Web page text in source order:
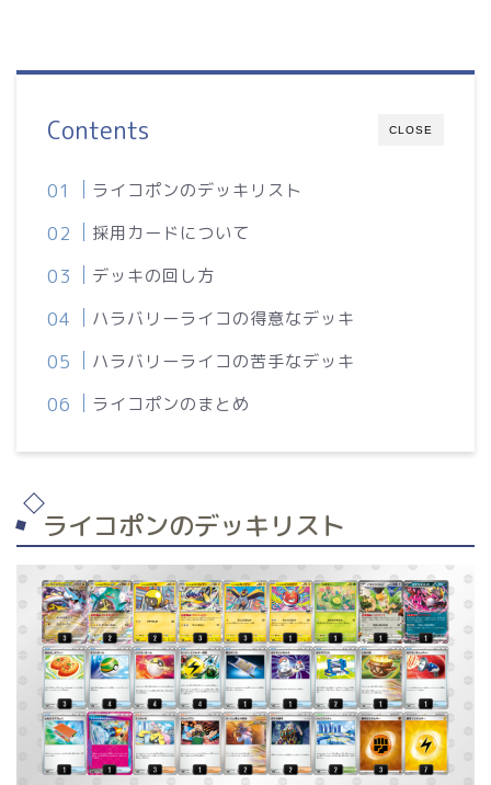
CLOSE
Contents
ライコポンのデッキリスト
採用カードについて
デッキの回し方
ハラバリーライコの得意なデッキ
ハラバリーライコの苦手なデッキ
ライコポンのまとめ
ライコポンのデッキリスト